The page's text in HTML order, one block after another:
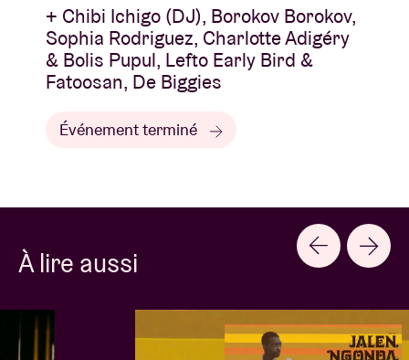
+ Chibi Ichigo (DJ), Borokov Borokov,
Sophia Rodriguez, Charlotte Adigéry
& Bolis Pupul, Lefto Early Bird &
Fatoosan, De Biggies
Événement terminé
À lire aussi